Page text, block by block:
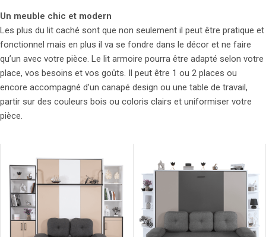
Un meuble chic et modern
Les plus du lit caché sont que non seulement il peut être pratique et
fonctionnel mais en plus il va se fondre dans le décor et ne faire
qu’un avec votre pièce. Le lit armoire pourra être adapté selon votre
place, vos besoins et vos goûts. Il peut être 1 ou 2 places ou
encore accompagné d’un canapé design ou une table de travail,
partir sur des couleurs bois ou coloris clairs et uniformiser votre
pièce.